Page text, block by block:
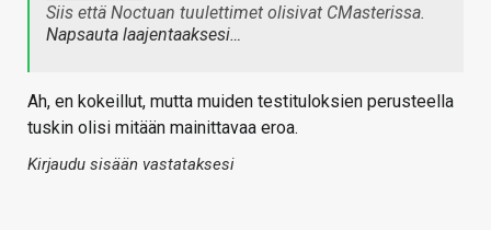
Siis että Noctuan tuulettimet olisivat CMasterissa.
Napsauta laajentaaksesi…
Ah, en kokeillut, mutta muiden testituloksien perusteella
tuskin olisi mitään mainittavaa eroa.
Kirjaudu sisään vastataksesi